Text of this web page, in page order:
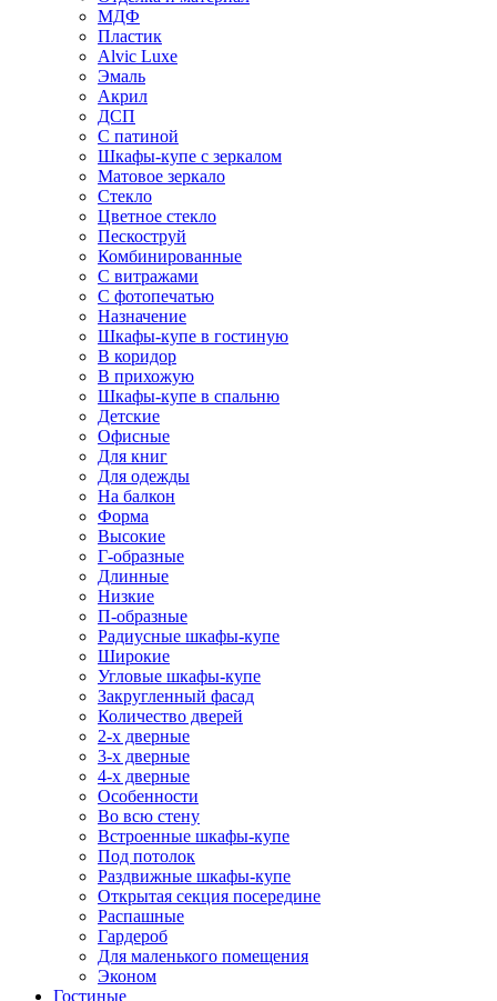
МДФ
Пластик
Alvic Luxe
Эмаль
Акрил
ДСП
С патиной
Шкафы-купе с зеркалом
Матовое зеркало
Стекло
Цветное стекло
Пескоструй
Комбинированные
С витражами
С фотопечатью
Назначение
Шкафы-купе в гостиную
В коридор
В прихожую
Шкафы-купе в спальню
Детские
Офисные
Для книг
Для одежды
На балкон
Форма
Высокие
Г-образные
Длинные
Низкие
П-образные
Радиусные шкафы-купе
Широкие
Угловые шкафы-купе
Закругленный фасад
Количество дверей
2-х дверные
3-х дверные
4-х дверные
Особенности
Во всю стену
Встроенные шкафы-купе
Под потолок
Раздвижные шкафы-купе
Открытая секция посередине
Распашные
Гардероб
Для маленького помещения
Эконом
Гостиные